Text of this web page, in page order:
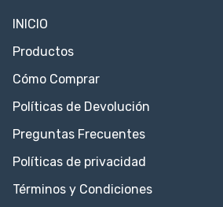
INICIO
Productos
Cómo Comprar
Políticas de Devolución
Preguntas Frecuentes
Políticas de privacidad
Términos y Condiciones